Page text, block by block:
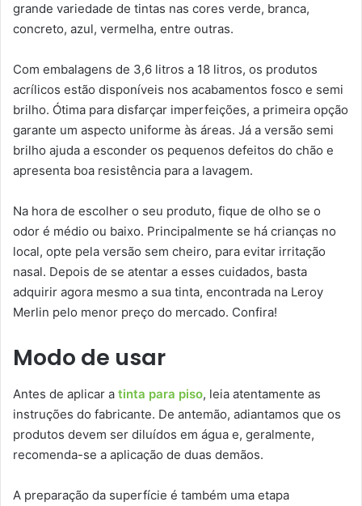
grande variedade de tintas nas cores verde, branca,
concreto, azul, vermelha, entre outras.
Com embalagens de 3,6 litros a 18 litros, os produtos
acrílicos estão disponíveis nos acabamentos fosco e semi
brilho. Ótima para disfarçar imperfeições, a primeira opção
garante um aspecto uniforme às áreas. Já a versão semi
brilho ajuda a esconder os pequenos defeitos do chão e
apresenta boa resistência para a lavagem.
Na hora de escolher o seu produto, fique de olho se o
odor é médio ou baixo. Principalmente se há crianças no
local, opte pela versão sem cheiro, para evitar irritação
nasal. Depois de se atentar a esses cuidados, basta
adquirir agora mesmo a sua tinta, encontrada na Leroy
Merlin pelo menor preço do mercado. Confira!
Modo de usar
Antes de aplicar a tinta para piso, leia atentamente as
instruções do fabricante. De antemão, adiantamos que os
produtos devem ser diluídos em água e, geralmente,
recomenda-se a aplicação de duas demãos.
A preparação da superfície é também uma etapa